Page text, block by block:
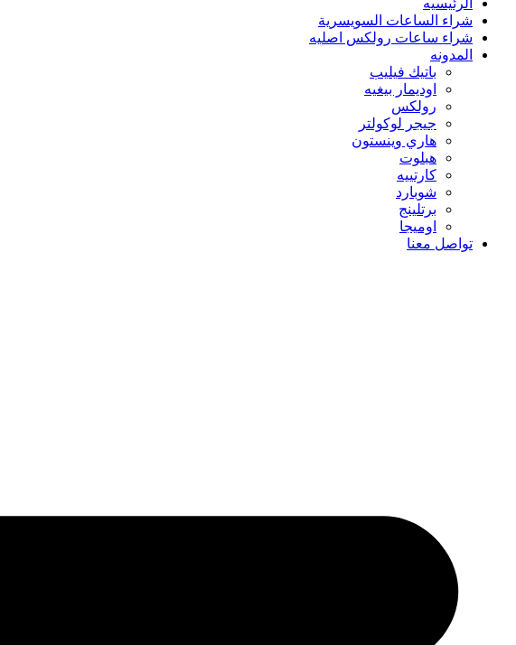
الرئيسيه
شراء الساعات السويسرية
شراء ساعات رولكس اصليه
المدونه
باتيك فيليب
اوديمار بيغيه
رولكس
جيجر لوكولتر
هاري وينستون
هبلوت
كارتييه
شوبارد
برتلينج
اوميجا
تواصل معنا